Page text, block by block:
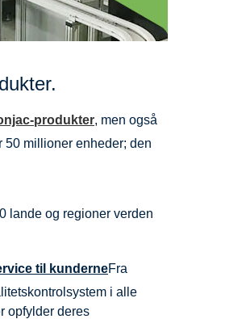
produkter, men også
millioner enheder; den
lande og regioner verden
til kunderneFra
i alle
opfylder deres